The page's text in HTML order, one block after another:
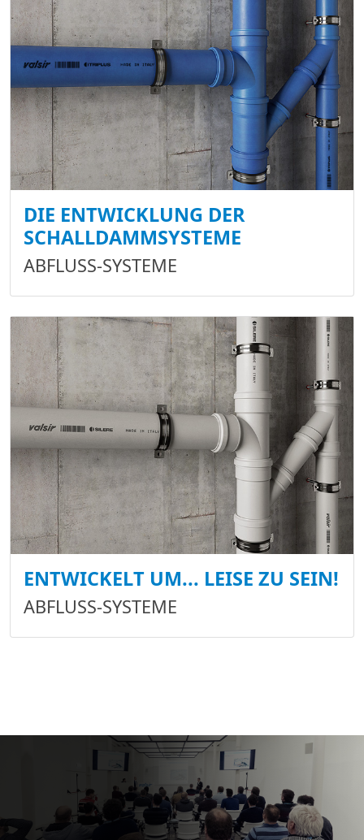
DIE ENTWICKLUNG DER
SCHALLDAMMSYSTEME
ABFLUSS-SYSTEME
ENTWICKELT UM... LEISE ZU SEIN!
ABFLUSS-SYSTEME